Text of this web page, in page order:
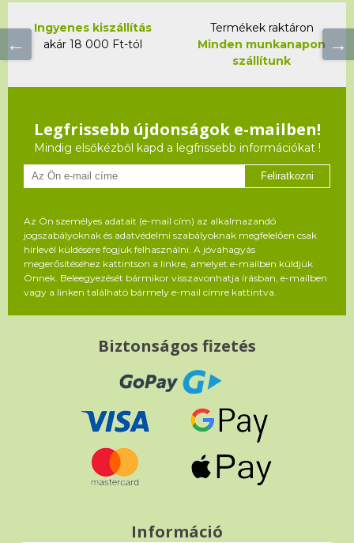
Ingyenes kiszállítás
akár 18 000 Ft-tól
Termékek raktáron
Minden munkanapon
szállítunk
Legfrissebb újdonságok e-mailben!
Mindig elsőkézből kapd a legfrissebb információkat !
Feliratkozni
Az Ön személyes adatait (e-mail cím) az alkalmazandó
jogszabályoknak és adatvédelmi szabályoknak megfelelően csak
hírlevél küldésére fogjuk felhasználni. A jóváhagyás
megerősítéséhez kattintson a linkre, amelyet e-mailben küldjük
Önnek. Beleegyezését bármikor visszavonhatja írásban, e-mailben
vagy a linken található bármely e-mail címre kattintva.
Biztonságos fizetés
Információ